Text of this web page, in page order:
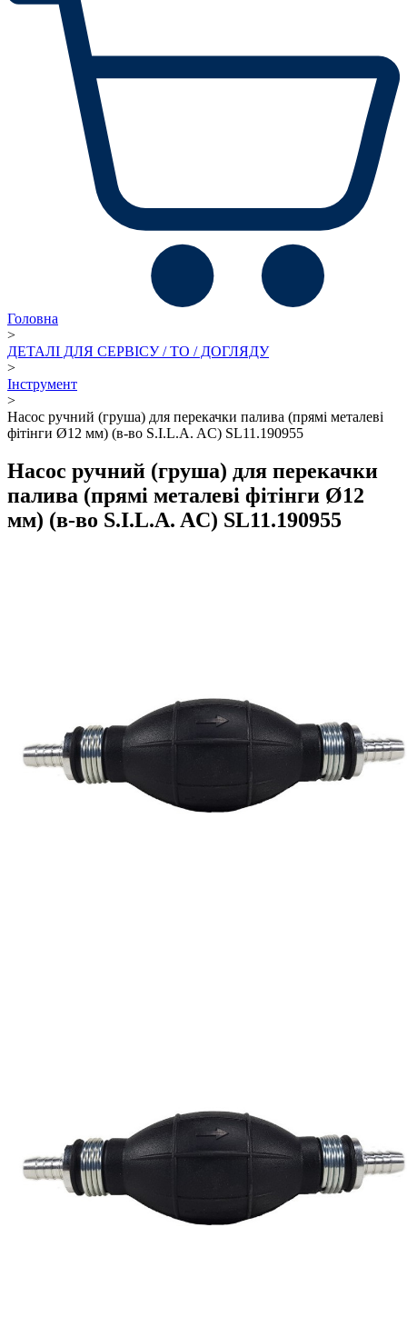
Головна
>
ДЕТАЛІ ДЛЯ СЕРВІСУ / ТО / ДОГЛЯДУ
>
Інструмент
>
Насос ручний (груша) для перекачки палива (прямі металеві
фітінги Ø12 мм) (в-во S.I.L.A. AC) SL11.190955
Насос ручний (груша) для перекачки
палива (прямі металеві фітінги Ø12
мм) (в-во S.I.L.A. AC) SL11.190955